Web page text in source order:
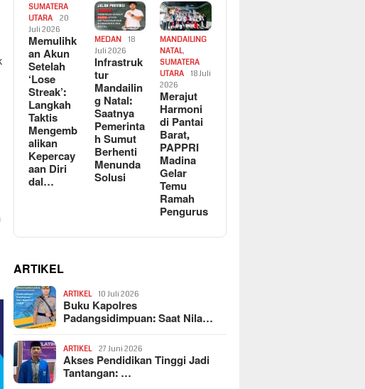
SUMATERA
UTARA
20
Juli 2026
Memulihk
an Akun
Setelah
‘Lose
Streak’:
Langkah
Taktis
Mengemb
alikan
Kepercay
aan Diri
dal…
MEDAN
18
Juli 2026
Infrastruk
tur
Mandailin
g Natal:
Saatnya
Pemerinta
h Sumut
Berhenti
Menunda
Solusi
MANDAILING
NATAL,
SUMATERA
UTARA
18 Juli
2026
Merajut
Harmoni
di Pantai
Barat,
PAPPRI
Madina
Gelar
Temu
Ramah
Pengurus
ARTIKEL
ARTIKEL 10 Juli 2026
Buku Kapolres
Padangsidimpuan: Saat Nila…
ARTIKEL 27 Juni 2026
Akses Pendidikan Tinggi Jadi
Tantangan: …